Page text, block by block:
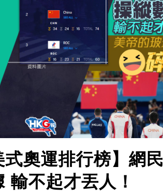
式奧運排行榜】網
輸不起才丟人！